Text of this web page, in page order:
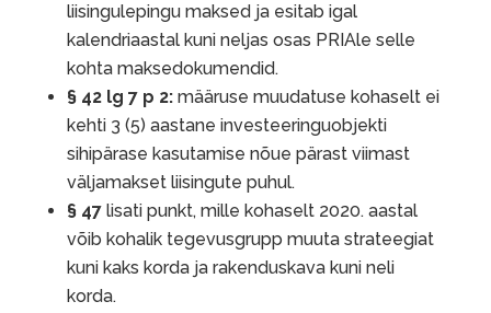
liisingulepingu maksed ja esitab igal
kalendriaastal kuni neljas osas PRIAle selle
kohta maksedokumendid.
§ 42 lg 7 p 2: määruse muudatuse kohaselt ei
kehti 3 (5) aastane investeeringuobjekti
sihipärase kasutamise nõue pärast viimast
väljamakset liisingute puhul.
§ 47 lisati punkt, mille kohaselt 2020. aastal
võib kohalik tegevusgrupp muuta strateegiat
kuni kaks korda ja rakenduskava kuni neli
korda.